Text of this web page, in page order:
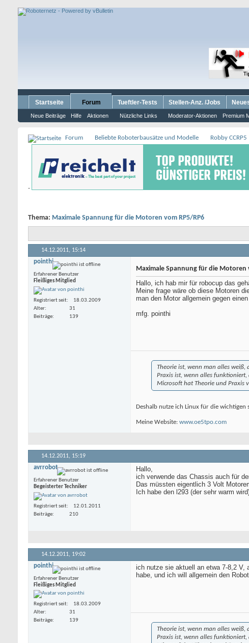
Startseite Forum
Neue Beiträge Hilfe Aktionen Nützliche Links Moderator-Aktionen Premium
Tueftler-Tests Stellen-Anz. /Jobs
Forum Beliebte Roboterbausätze und Modelle Robby CCRP5
-
Thema: Maximale Spannung für die Motoren vom RP5/RP6
14.12.2011, 15:14
pointhi
Erfahrener Benutzer
Fleißiges Mitglied
Registriert seit
18.03.2009
Alter
31
Beiträge
139
Maximale Spannung für die Motoren
Hallo, ich hab mir für robocup das
Meine frage wäre ob diese Motoren
man den Motor allgemein gegen
mfg. pointhi
Theorie ist, wenn man alles weiß,
Praxis ist, wenn alles
Microsoft hat Theorie und Praxis
Deshalb nutze ich Linux für die wichtigen
Meine Website: www.oe5tpo.com
14.12.2011, 15:19
avrrobot
Erfahrener Benutzer
Begeisterter Techniker
Registriert seit
12.01.2011
Beiträge
210
Hallo,
ich verwende das Chassis auch für
Das müssten eigentlich 3 Volt
Ich habe den l293 (der sehr warm
14.12.2011, 19:02
pointhi
Erfahrener Benutzer
Fleißiges Mitglied
Registriert seit
18.03.2009
Alter
31
Beiträge
139
ich nutze sie aktuell an etwa 7-8,2 V,
habe, und ich will allgemein den
Theorie ist, wenn man alles weiß,
Praxis ist, wenn alles